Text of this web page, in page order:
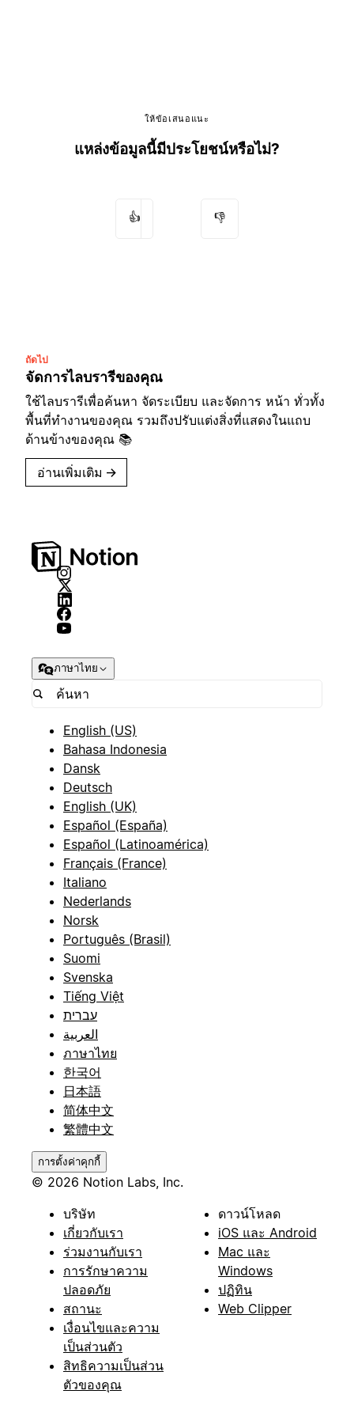
ให้ข้อเสนอแนะ
แหล่งข้อมูลนี้มีประโยชน์หรือไม่?
👍 👎
ถัดไป
จัดการไลบรารีของคุณ
ใช้ไลบรารีเพื่อค้นหา จัดระเบียบ และจัดการ หน้า ทั่วทั้ง
พื้นที่ทำงานของคุณ รวมถึงปรับแต่งสิ่งที่แสดงในแถบ
ด้านข้างของคุณ 📚
อ่านเพิ่มเติม →
ภาษาไทย
English (US)
Bahasa Indonesia
Dansk
Deutsch
English (UK)
Español (España)
Español (Latinoamérica)
Français (France)
Italiano
Nederlands
Norsk
Português (Brasil)
Suomi
Svenska
Tiếng Việt
עברית
العربية
ภาษาไทย
한국어
日本語
简体中文
繁體中文
การตั้งค่าคุกกี้
© 2026 Notion Labs, Inc.
บริษัท
เกี่ยวกับเรา
ร่วมงานกับเรา
การรักษาความ
ปลอดภัย
สถานะ
เงื่อนไขและความ
เป็นส่วนตัว
สิทธิความเป็นส่วน
ตัวของคุณ
ดาวน์โหลด
iOS และ Android
Mac และ
Windows
ปฏิทิน
Web Clipper